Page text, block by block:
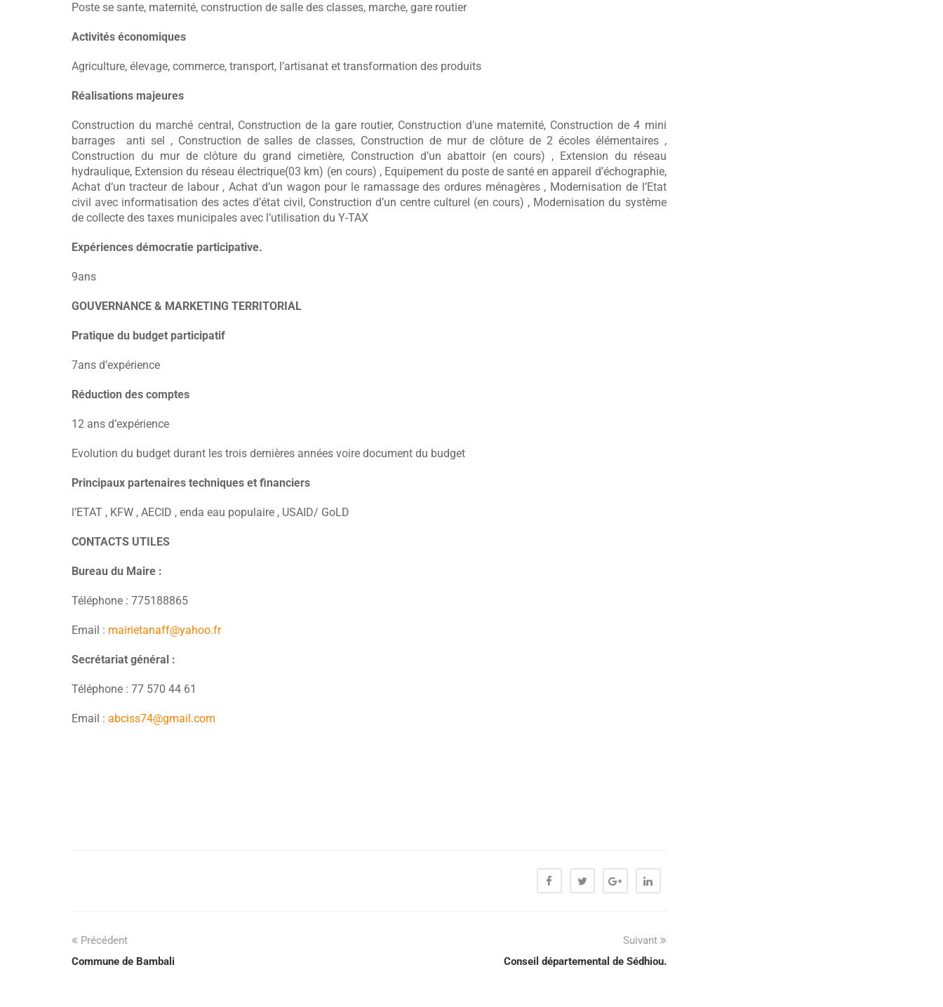
Poste se sante, maternité, construction de salle des classes, marche, gare routier
Activités économiques
Agriculture, élevage, commerce, transport, l’artisanat et transformation des produits
Réalisations majeures
Construction du marché central, Construction de la gare routier, Construction d’une maternité, Construction de 4 mini
barrages anti sel , Construction de salles de classes, Construction de mur de clôture de 2 écoles élémentaires ,
Construction du mur de clôture du grand cimetière, Construction d’un abattoir (en cours) , Extension du réseau
hydraulique, Extension du réseau électrique(03 km) (en cours) , Equipement du poste de santé en appareil d’échographie,
Achat d’un tracteur de labour , Achat d’un wagon pour le ramassage des ordures ménagères , Modernisation de l’Etat
civil avec informatisation des actes d’état civil, Construction d’un centre culturel (en cours) , Modernisation du système
de collecte des taxes municipales avec l’utilisation du Y-TAX
Expériences démocratie participative.
9ans
GOUVERNANCE & MARKETING TERRITORIAL
Pratique du budget participatif
7ans d’expérience
Réduction des comptes
12 ans d’expérience
Evolution du budget durant les trois dernières années voire document du budget
Principaux partenaires techniques et financiers
l’ETAT , KFW , AECID , enda eau populaire , USAID/ GoLD
CONTACTS UTILES
Bureau du Maire :
Téléphone : 775188865
Email : mairietanaff@yahoo.fr
Secrétariat général :
Téléphone : 77 570 44 61
Email : abciss74@gmail.com
Précédent
Commune de Bambali
Suivant
Conseil départemental de Sédhiou.